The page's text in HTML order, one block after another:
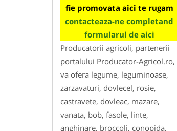
fie promovata aici te rugam
contacteaza-ne completand
formularul de aici
Producatorii agricoli, partenerii
portalului Producator-Agricol.ro,
va ofera legume, leguminoase,
zarzavaturi, dovlecel, rosie,
castravete, dovleac, mazare,
vanata, bob, fasole, linte,
anghinare, broccoli, conopida,